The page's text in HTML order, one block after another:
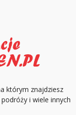
którym znajdziesz
i wiele innych